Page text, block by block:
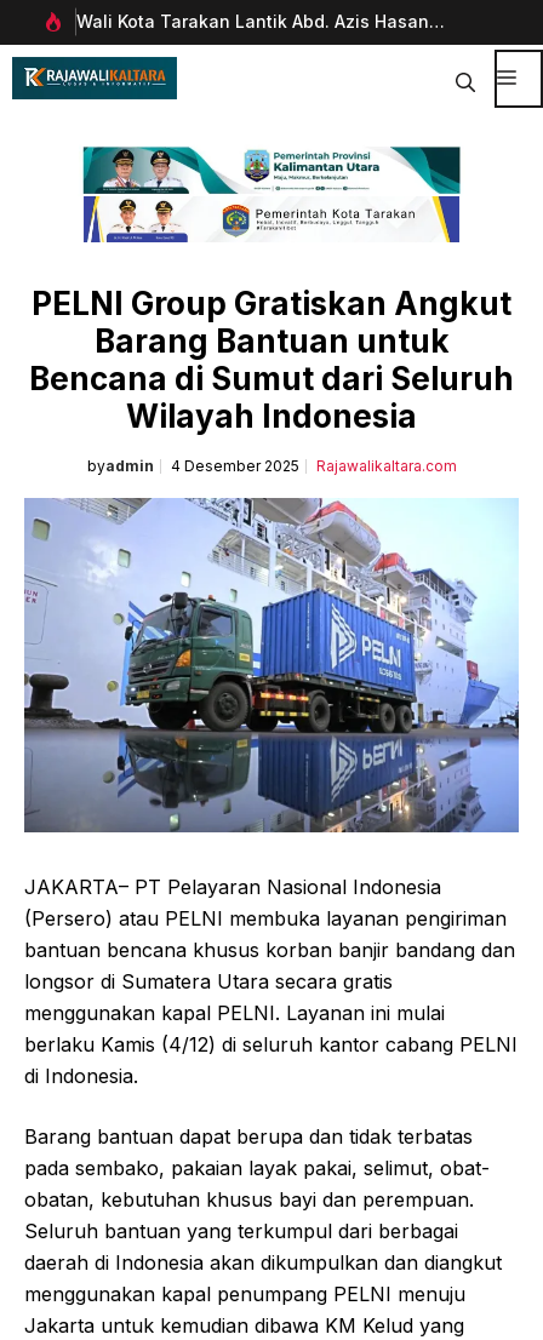
Langsung
ke
Wali Kota Tarakan Lantik Abd. Azis Hasan
sebagai Sekda
PELNI Group Gratiskan Angkut
Barang Bantuan untuk
Bencana di Sumut dari Seluruh
Wilayah Indonesia
byadmin 4 Desember 2025 Rajawalikaltara.com
JAKARTA– PT Pelayaran Nasional Indonesia
(Persero) atau PELNI membuka layanan pengiriman
bantuan bencana khusus korban banjir bandang dan
longsor di Sumatera Utara secara gratis
menggunakan kapal PELNI. Layanan ini mulai
berlaku Kamis (4/12) di seluruh kantor cabang PELNI
di Indonesia.
Barang bantuan dapat berupa dan tidak terbatas
pada sembako, pakaian layak pakai, selimut, obat-
obatan, kebutuhan khusus bayi dan perempuan.
Seluruh bantuan yang terkumpul dari berbagai
daerah di Indonesia akan dikumpulkan dan diangkut
menggunakan kapal penumpang PELNI menuju
Jakarta untuk kemudian dibawa KM Kelud yang